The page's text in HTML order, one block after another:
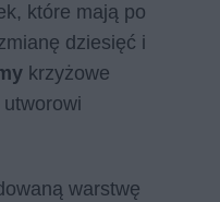
które mają po
dziesięć i
krzyżowe
warstwę